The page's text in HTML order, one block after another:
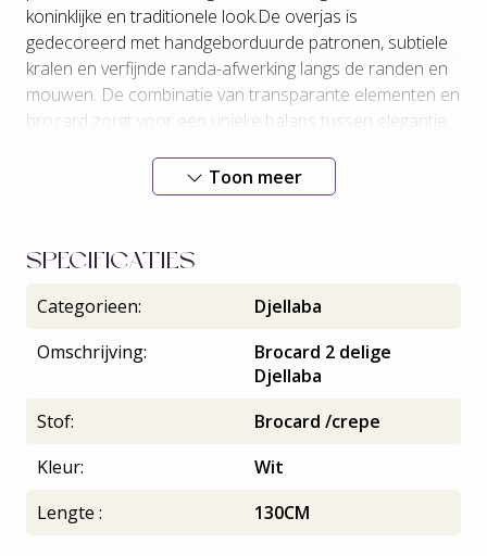
koninklijke en traditionele look.De overjas is
gedecoreerd met handgeborduurde patronen, subtiele
kralen en verfijnde randa-afwerking langs de randen en
mouwen. De combinatie van transparante elementen en
brocard zorgt voor een unieke balans tussen elegantie
wilt stralen in een chique en authentieke Marokkaanse
Toon meer
SPECIFICATIES
Categorieen:
Djellaba
Omschrijving:
Brocard 2 delige
Djellaba
Stof:
Brocard /crepe
Kleur:
Wit
Lengte :
130CM